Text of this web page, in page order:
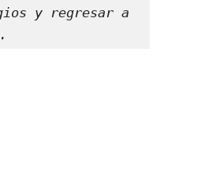
y regresar a